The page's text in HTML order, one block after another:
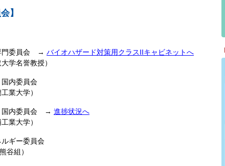
】
門委員会 → バイオハザード対策用クラスIIキャビネットへ
学名誉教授）
内委員会
業大学）
国内委員会 → 進捗状況へ
業大学）
ルギー委員会
谷組）